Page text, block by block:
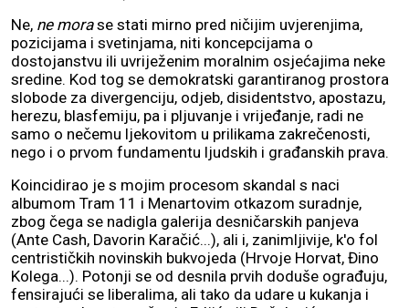
Ne, ne morase stati mirno pred ničijim uvjerenjima,
pozicijama i svetinjama, niti koncepcijama o
dostojanstvu ili uvriježenim moralnim osjećajima neke
sredine. Kod tog se demokratski garantiranog prostora
slobode za divergenciju, odjeb, disidentstvo, apostazu,
herezu, blasfemiju, pa i pljuvanje i vrijeđanje, radi ne
samo o nečemu ljekovitom u prilikama zakrečenosti,
nego i o prvom fundamentu ljudskih i građanskih prava.
Koincidirao je s mojim procesom skandal s naci
albumom Tram 11 i Menartovim otkazom suradnje,
zbog čega se nadigla galerija desničarskih panjeva
(Ante Cash, Davorin Karačić...), ali i, zanimljivije, k'o fol
centrističkih novinskih bukvojeda (Hrvoje Horvat, Đino
Kolega...). Potonji se od desnila prvih doduše ograđuju,
fensirajući se liberalima, ali tako da udare u kukanja i